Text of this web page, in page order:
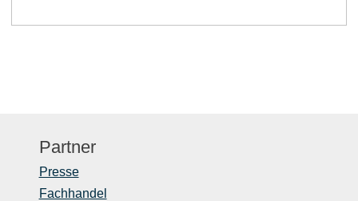
Partner
Presse
Fachhandel